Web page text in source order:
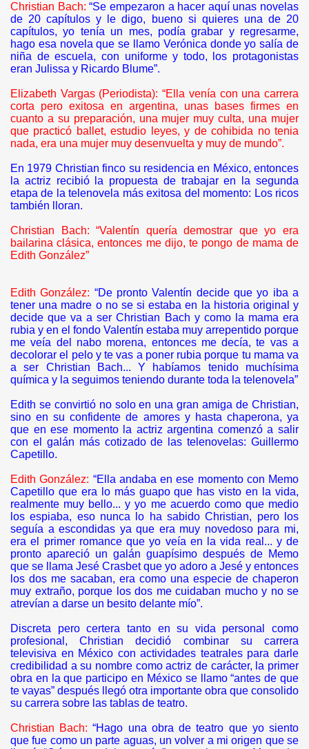
Christian Bach: “Se empezaron a hacer aquí unas novelas
de 20 capítulos y le digo, bueno si quieres una de 20
capítulos, yo tenía un mes, podía grabar y regresarme,
hago esa novela que se llamo Verónica donde yo salía de
niña de escuela, con uniforme y todo, los protagonistas
eran Julissa y Ricardo Blume”.
Elizabeth Vargas (Periodista): “Ella venía con una carrera
corta pero exitosa en argentina, unas bases firmes en
cuanto a su preparación, una mujer muy culta, una mujer
que practicó ballet, estudio leyes, y de cohibida no tenia
nada, era una mujer muy desenvuelta y muy de mundo”.
En 1979 Christian finco su residencia en México, entonces
la actriz recibió la propuesta de trabajar en la segunda
etapa de la telenovela más exitosa del momento: Los ricos
también lloran.
Christian Bach: “Valentín quería demostrar que yo era
bailarina clásica, entonces me dijo, te pongo de mama de
Edith González”
Edith González: “De pronto Valentín decide que yo iba a
tener una madre o no se si estaba en la historia original y
decide que va a ser Christian Bach y como la mama era
rubia y en el fondo Valentín estaba muy arrepentido porque
me veía del nabo morena, entonces me decía, te vas a
decolorar el pelo y te vas a poner rubia porque tu mama va
a ser Christian Bach... Y habíamos tenido muchísima
química y la seguimos teniendo durante toda la telenovela”
Edith se convirtió no solo en una gran amiga de Christian,
sino en su confidente de amores y hasta chaperona, ya
que en ese momento la actriz argentina comenzó a salir
con el galán más cotizado de las telenovelas: Guillermo
Capetillo.
Edith González: “Ella andaba en ese momento con Memo
Capetillo que era lo más guapo que has visto en la vida,
realmente muy bello... y yo me acuerdo como que medio
los espiaba, eso nunca lo ha sabido Christian, pero los
seguía a escondidas ya que era muy novedoso para mi,
era el primer romance que yo veía en la vida real... y de
pronto apareció un galán guapísimo después de Memo
que se llama Jesé Crasbet que yo adoro a Jesé y entonces
los dos me sacaban, era como una especie de chaperon
muy extraño, porque los dos me cuidaban mucho y no se
atrevían a darse un besito delante mío”.
Discreta pero certera tanto en su vida personal como
profesional, Christian decidió combinar su carrera
televisiva en México con actividades teatrales para darle
credibilidad a su nombre como actriz de carácter, la primer
obra en la que participo en México se llamo “antes de que
te vayas” después llegó otra importante obra que consolido
su carrera sobre las tablas de teatro.
Christian Bach: “Hago una obra de teatro que yo siento
que fue como un parte aguas, un volver a mi origen que se